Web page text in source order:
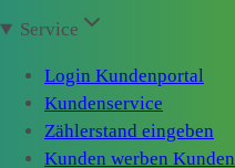
Service
Login Kundenportal
Kundenservice
Zählerstand eingeben
Kunden werben Kunden